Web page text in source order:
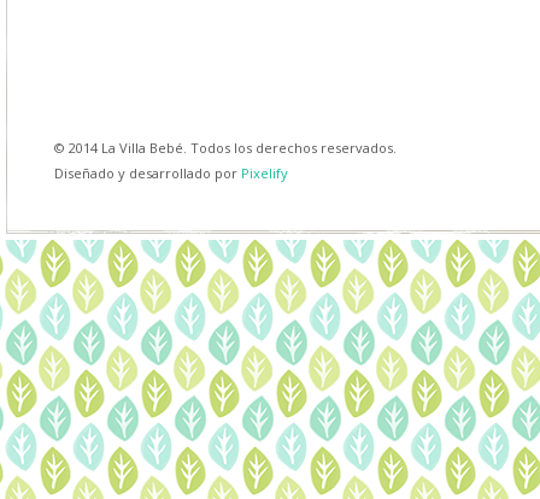
© 2014 La Villa Bebé. Todos los derechos reservados.
Diseñado y desarrollado por Pixelify